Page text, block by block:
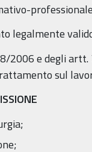
legalmente
2006 e degli
sul